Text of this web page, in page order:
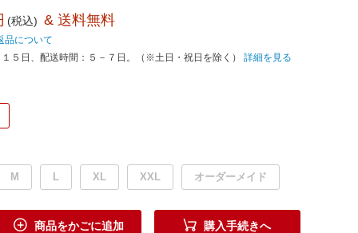
(税込) & 送料無料
品について
５日、配送時間：５－７日。（※土日・祝日を除く） 詳細を見る
M L XL XXL オーダーメイド
 商品をかごに追加  購入手続きへ